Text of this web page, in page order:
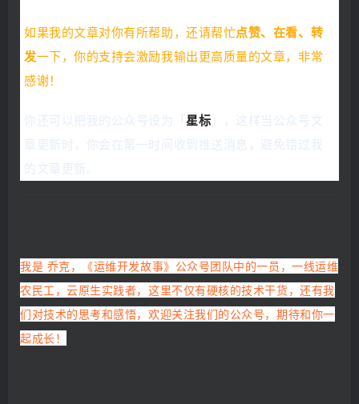
如果我的文章对你有所帮助，还请帮忙点赞、在看、转
发一下，你的支持会激励我输出更高质量的文章，非常
感谢！
你还可以把我的公众号设为「星标 」，这样当公众号文
章更新时，你会在第一时间收到推送消息，避免错过我
的文章更新。
我是 乔克，《运维开发故事》公众号团队中的一员，一线运维
农民工，云原生实践者，这里不仅有硬核的技术干货，还有我
们对技术的思考和感悟，欢迎关注我们的公众号，期待和你一
起成长！